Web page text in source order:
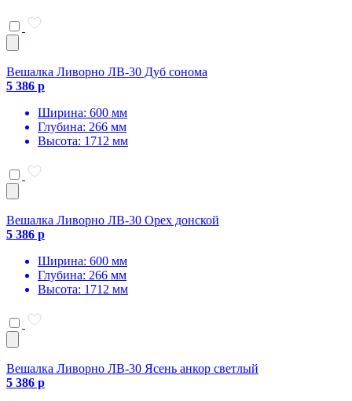
Вешалка Ливорно ЛВ-30 Дуб сонома
5 386 р
Ширина: 600 мм
Глубина: 266 мм
Высота: 1712 мм
Вешалка Ливорно ЛВ-30 Орех донской
5 386 р
Ширина: 600 мм
Глубина: 266 мм
Высота: 1712 мм
Вешалка Ливорно ЛВ-30 Ясень анкор светлый
5 386 р